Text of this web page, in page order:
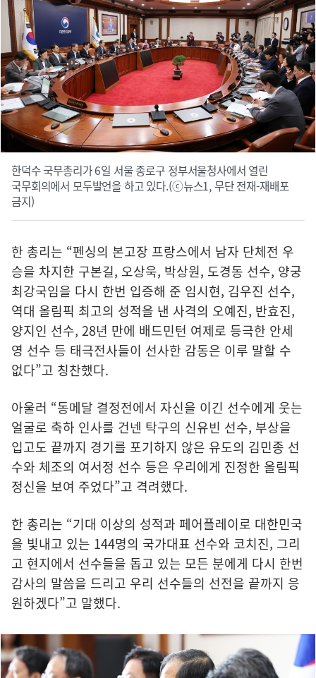
한덕수 국무총리가 6일 서울 종로구 정부서울청사에서 열린
국무회의에서 모두발언을 하고 있다.(ⓒ뉴스1, 무단 전재-재배포
금지)
한 총리는 “펜싱의 본고장 프랑스에서 남자 단체전 우
승을 차지한 구본길, 오상욱, 박상원, 도경동 선수, 양궁
최강국임을 다시 한번 입증해 준 임시현, 김우진 선수,
역대 올림픽 최고의 성적을 낸 사격의 오예진, 반효진,
양지인 선수, 28년 만에 배드민턴 여제로 등극한 안세
영 선수 등 태극전사들이 선사한 감동은 이루 말할 수
없다”고 칭찬했다.
아울러 “동메달 결정전에서 자신을 이긴 선수에게 웃는
얼굴로 축하 인사를 건넨 탁구의 신유빈 선수, 부상을
입고도 끝까지 경기를 포기하지 않은 유도의 김민종 선
수와 체조의 여서정 선수 등은 우리에게 진정한 올림픽
정신을 보여 주었다”고 격려했다.
한 총리는 “기대 이상의 성적과 페어플레이로 대한민국
을 빛내고 있는 144명의 국가대표 선수와 코치진, 그리
고 현지에서 선수들을 돕고 있는 모든 분에게 다시 한번
감사의 말씀을 드리고 우리 선수들의 선전을 끝까지 응
원하겠다”고 말했다.